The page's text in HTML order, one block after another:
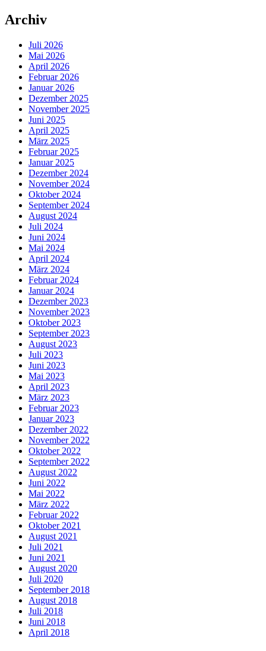
Archiv
Juli 2026
Mai 2026
April 2026
Februar 2026
Januar 2026
Dezember 2025
November 2025
Juni 2025
April 2025
März 2025
Februar 2025
Januar 2025
Dezember 2024
November 2024
Oktober 2024
September 2024
August 2024
Juli 2024
Juni 2024
Mai 2024
April 2024
März 2024
Februar 2024
Januar 2024
Dezember 2023
November 2023
Oktober 2023
September 2023
August 2023
Juli 2023
Juni 2023
Mai 2023
April 2023
März 2023
Februar 2023
Januar 2023
Dezember 2022
November 2022
Oktober 2022
September 2022
August 2022
Juni 2022
Mai 2022
März 2022
Februar 2022
Oktober 2021
August 2021
Juli 2021
Juni 2021
August 2020
Juli 2020
September 2018
August 2018
Juli 2018
Juni 2018
April 2018